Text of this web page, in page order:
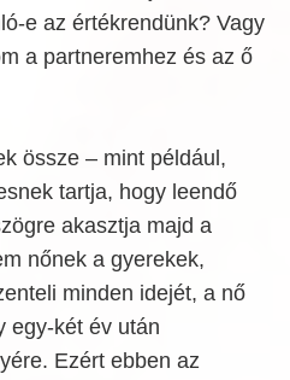
e az értékrendünk? Vagy
a partneremhez és az ő
össze – mint például,
tartja, hogy leendő
akasztja majd a
nőnek a gyerekek,
minden idejét, a nő
egy-két év után
Ezért ebben az